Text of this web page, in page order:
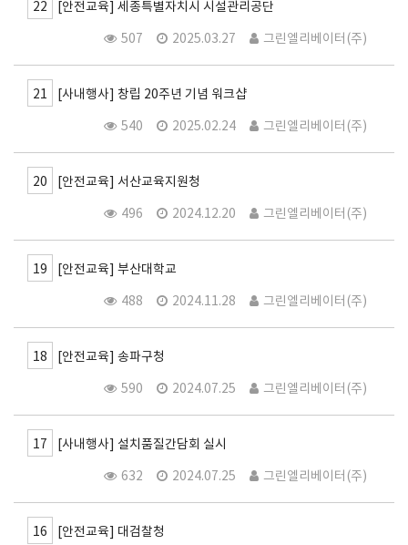
22
[안전교육] 세종특별자치시 시설관리공단
그린엘리베이터(주)
2025.03.27
507
21
[사내행사] 창립 20주년 기념 워크샵
그린엘리베이터(주)
2025.02.24
540
20
[안전교육] 서산교육지원청
그린엘리베이터(주)
2024.12.20
496
19
[안전교육] 부산대학교
그린엘리베이터(주)
2024.11.28
488
18
[안전교육] 송파구청
그린엘리베이터(주)
2024.07.25
590
17
[사내행사] 설치품질간담회 실시
그린엘리베이터(주)
2024.07.25
632
16
[안전교육] 대검찰청